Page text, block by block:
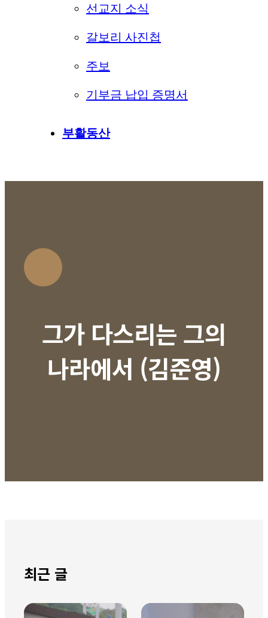
선교지 소식
갈보리 사진첩
주보
기부금 납입 증명서
부활동산
그가 다스리는 그의
나라에서 (김준영)
최근 글